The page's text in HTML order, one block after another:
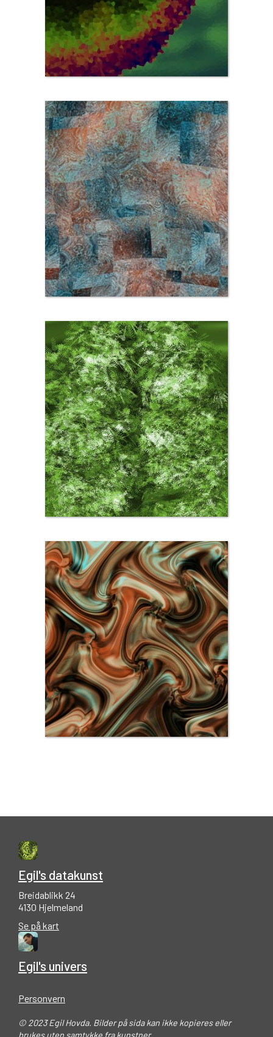
Egil's datakunst
Breidablikk 24
4130 Hjelmeland
Se på kart
Egil's univers
Personvern
© 2023 Egil Hovda. Bilder på sida kan ikke kopieres eller